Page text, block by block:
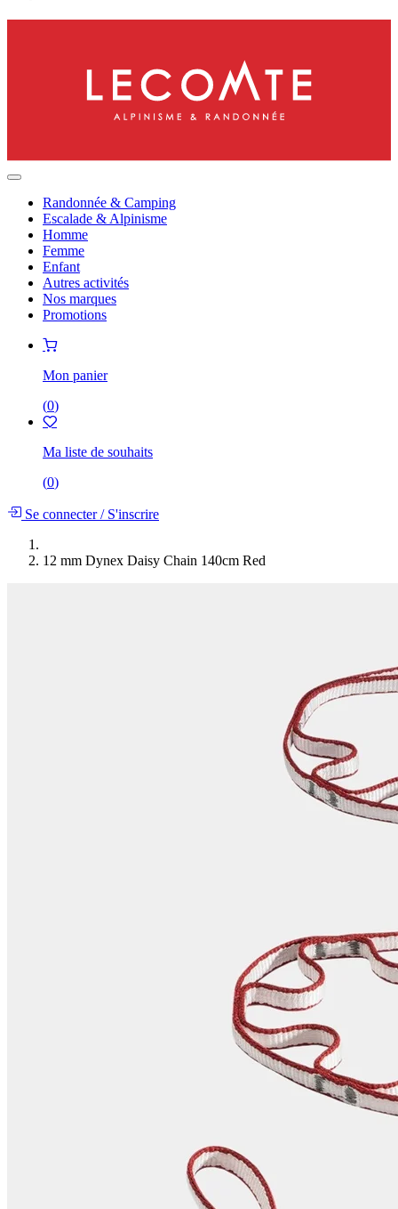
Randonnée & Camping
Escalade & Alpinisme
Homme
Femme
Enfant
Autres activités
Nos marques
Promotions
Mon panier
(0)
Ma liste de souhaits
(0)
Se connecter/S'inscrire
12 mm Dynex Daisy Chain 140cm Red